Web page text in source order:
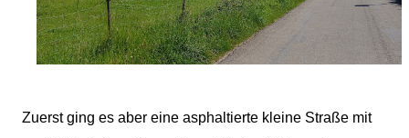
Zuerst ging es aber eine asphaltierte kleine Straße mit